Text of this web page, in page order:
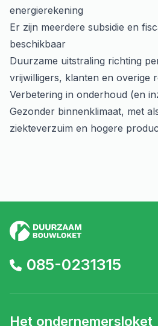
energierekening
Er zijn meerdere subsidie en
beschikbaar
Duurzame uitstraling richting
vrijwilligers, klanten en overige
Verbetering in onderhoud (en
Gezonder binnenklimaat, met
ziekteverzuim en hogere
085-0231315
Het ondernemersloket